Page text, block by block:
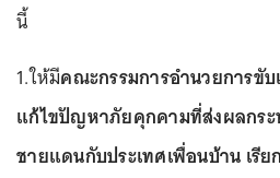
นี้
1.ให้มีคณะกรรมการอำนวยการขั
แก้ไขปัญหาภัยคุกคามที่ส่งผลกร
ชายแดนกับประเทศเพื่อนบ้าน เรี